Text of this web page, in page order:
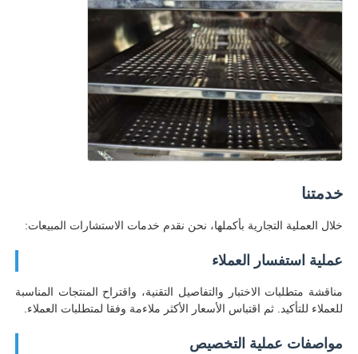
خدمتنا
خلال العملية التجارية بأكملها، نحن نقدم خدمات الاستشارات المبيعات:
عملية استفسار العملاء
مناقشة متطلبات الاختبار والتفاصيل التقنية، واقتراح المنتجات المناسبة
للعملاء للتأكيد. ثم اقتباس الأسعار الأكثر ملاءمة وفقا لمتطلبات العملاء.
مواصفات عملية التخصيص